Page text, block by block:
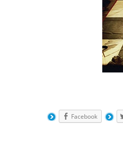
Facebook